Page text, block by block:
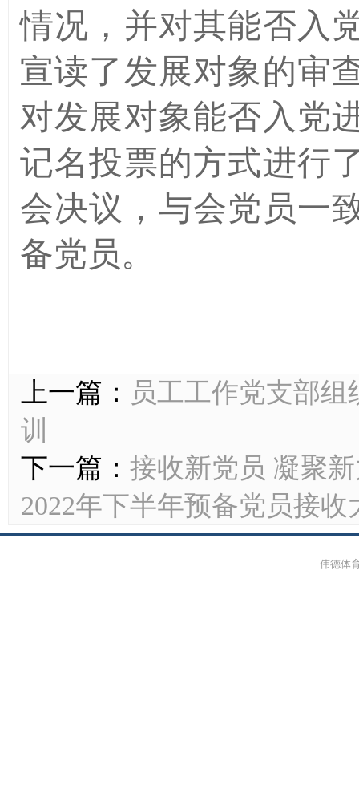
情况，并对其能否入
宣读了发展对象的审
对发展对象能否入党
记名投票的方式进行
会决议，与会党员一
备党员。
上一篇： 员工工作党支部
训
下一篇： 接收新党员 凝聚
2022年下半年预备党员接收
伟德体